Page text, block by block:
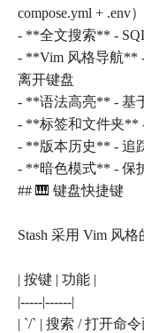
compose.yml + .env）
- **全文搜索** -
- **Vim 风格导航**
离开键盘
- **语法高亮** - 基
- **标签和文件夹**
- **版本历史** - 追
- **暗色模式** - 保
## 🎹 键盘快捷键
Stash 采用 Vim 风
| 按键 | 功能 |
|-----|------|
| `/` | 搜索 / 打开命令